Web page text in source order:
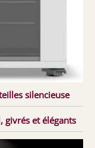
silencieuse
givrés et élégants